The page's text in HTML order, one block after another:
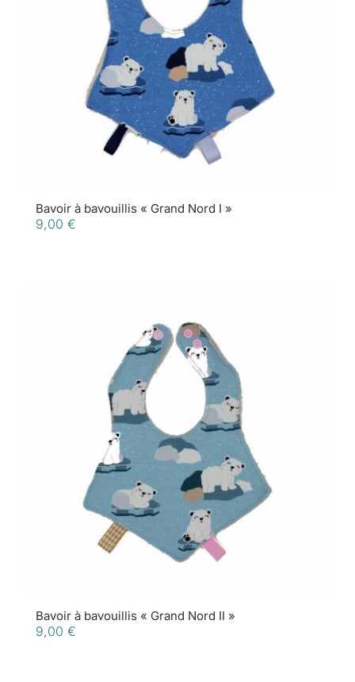
Bavoir à bavouillis « Grand Nord I »
9,00 €
Bavoir à bavouillis « Grand Nord II »
9,00 €